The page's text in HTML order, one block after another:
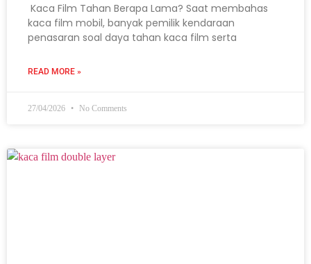
Kaca Film Tahan Berapa Lama? Saat membahas
kaca film mobil, banyak pemilik kendaraan
penasaran soal daya tahan kaca film serta
READ MORE »
27/04/2026 No Comments